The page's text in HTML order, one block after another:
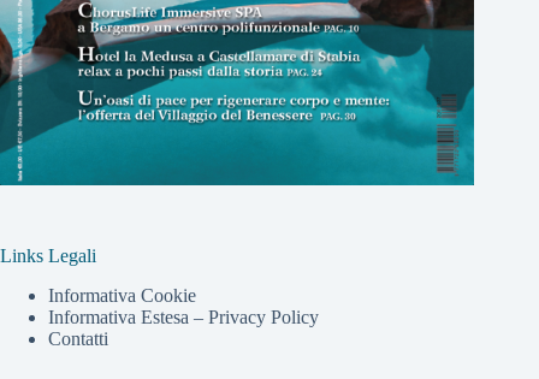
Links Legali
Informativa Cookie
Informativa Estesa – Privacy Policy
Contatti